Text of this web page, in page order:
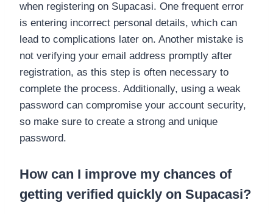
when registering on Supacasi. One frequent error
is entering incorrect personal details, which can
lead to complications later on. Another mistake is
not verifying your email address promptly after
registration, as this step is often necessary to
complete the process. Additionally, using a weak
password can compromise your account security,
so make sure to create a strong and unique
password.
How can I improve my chances of
getting verified quickly on Supacasi?